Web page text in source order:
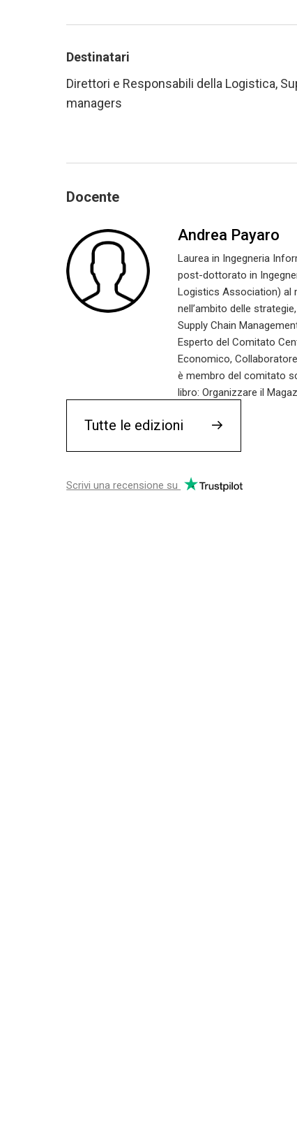
Destinatari
Direttori e Responsabili della Logistica,
managers
Docente
Andrea Payaro
Laurea in Ingegneria
post-dottorato in
Logistics Association) al
nell’ambito delle
Supply Chain
Esperto del Comitato
Economico,
è membro del comitato
libro: Organizzare il
Tutte le edizioni →
Scrivi una recensione su